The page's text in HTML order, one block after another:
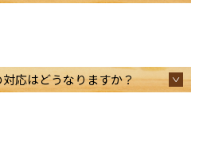
応はどうなりますか？